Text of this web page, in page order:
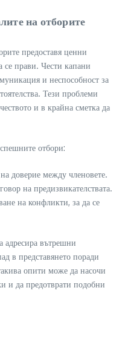
на отборите
предоставя ценни
се прави. Чести капани
и неспособност за
Тези проблеми
и в крайна сметка да
отбори:
доверие между членовете.
на предизвикателствата.
на конфликти, за да се
адресира вътрешни
в представянето поради
опити може да насочи
и да предотврати подобни